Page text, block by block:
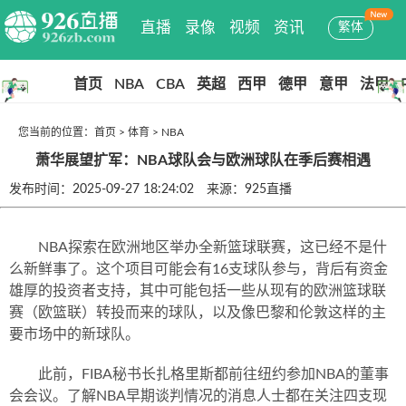
直播 录像 视频 资讯 繁体
首页 NBA CBA 英超 西甲 德甲 意甲 法甲
您当前的位置： 首页 > 体育 > NBA
萧华展望扩军：NBA球队会与欧洲球队在季后赛相遇
发布时间：2025-09-27 18:24:02 来源：925直播
NBA探索在欧洲地区举办全新篮球联赛，这已经不是什
么新鲜事了。这个项目可能会有16支球队参与，背后有资金
雄厚的投资者支持，其中可能包括一些从现有的欧洲篮球联
赛（欧篮联）转投而来的球队，以及像巴黎和伦敦这样的主
要市场中的新球队。
此前，FIBA秘书长扎格里斯都前往纽约参加NBA的董事
会会议。了解NBA早期谈判情况的消息人士都在关注四支现